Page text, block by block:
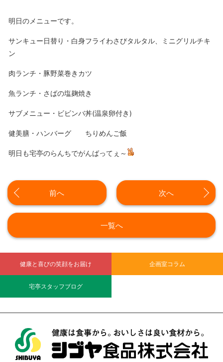
明日のメニューです。
サンキュー日替り・白身フライわさびタルタル、ミニグリルチキ
ン
肉ランチ・豚野菜巻きカツ
魚ランチ・さばの塩麹焼き
サブメニュー・ビビンバ丼(温泉卵付き)
健美膳・ハンバーグ ちりめんご飯
明日も宅亭のらんちでがんばってぇ～
前へ 次へ
一覧へ
健康と喜びの笑顔をお届け 企画室コラム
宅亭スタッフブログ